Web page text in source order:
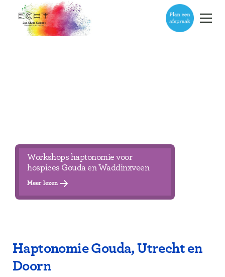
Heading
WELKOM BIJ
Workshops haptonomie voor
hospices Gouda en Waddinxveen
Meer lezen
Haptonomie Gouda, Utrecht en
Doorn